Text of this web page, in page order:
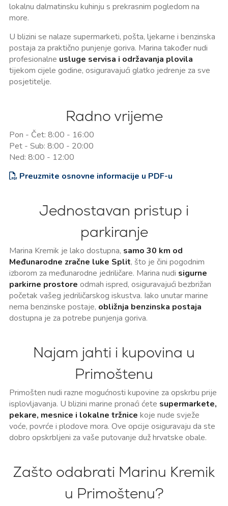
lokalnu dalmatinsku kuhinju s prekrasnim pogledom na
more.
U blizini se nalaze supermarketi, pošta, ljekarne i benzinska
postaja za praktično punjenje goriva. Marina također nudi
profesionalne usluge servisa i održavanja plovila
tijekom cijele godine, osiguravajući glatko jedrenje za sve
posjetitelje.
Radno vrijeme
Pon - Čet: 8:00 - 16:00
Pet - Sub: 8:00 - 20:00
Ned: 8:00 - 12:00
Preuzmite osnovne informacije u PDF-u
Jednostavan pristup i
parkiranje
Marina Kremik je lako dostupna, samo 30 km od
Međunarodne zračne luke Split, što je čini pogodnim
izborom za međunarodne jedriličare. Marina nudi sigurne
parkirne prostore odmah ispred, osiguravajući bezbrižan
početak vašeg jedriličarskog iskustva. Iako unutar marine
nema benzinske postaje, obližnja benzinska postaja
dostupna je za potrebe punjenja goriva.
Najam jahti i kupovina u
Primoštenu
Primošten nudi razne mogućnosti kupovine za opskrbu prije
isplovljavanja. U blizini marine pronaći ćete supermarkete,
pekare, mesnice i lokalne tržnice koje nude svježe
voće, povrće i plodove mora. Ove opcije osiguravaju da ste
dobro opskrbljeni za vaše putovanje duž hrvatske obale.
Zašto odabrati Marinu Kremik
u Primoštenu?